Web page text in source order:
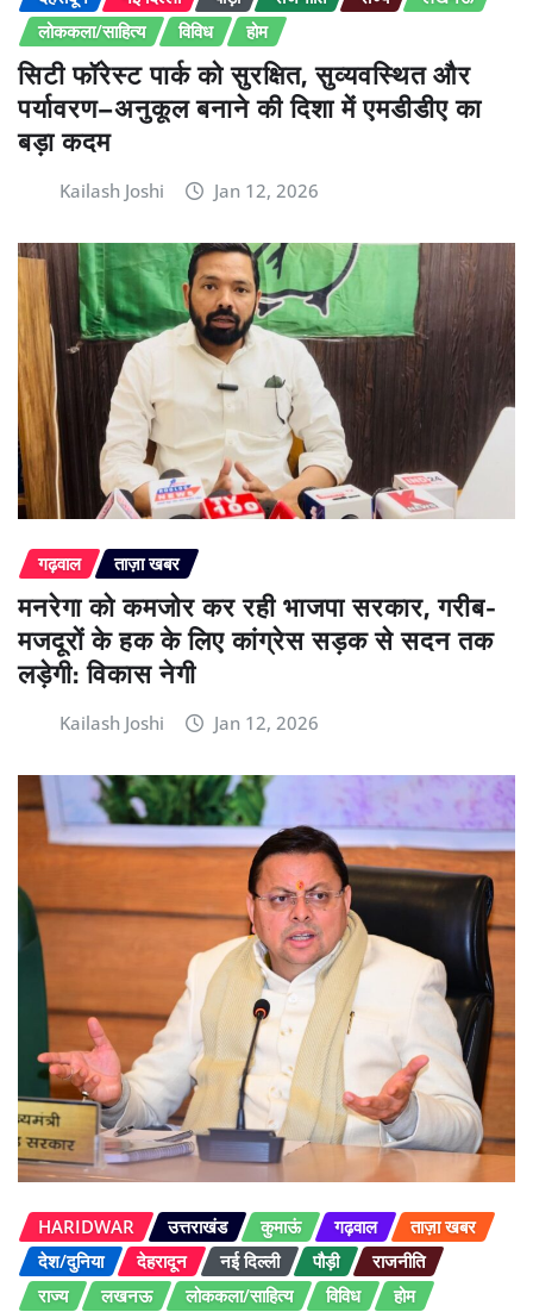
लोककला/साहित्य
विविध होम
सिटी फॉरेस्ट पार्क को सुरक्षित, सुव्यवस्थित और
पर्यावरण–अनुकूल बनाने की दिशा में एमडीडीए का
बड़ा कदम
Kailash Joshi Jan 12, 2026
गढ़वाल ताज़ा खबर
मनरेगा को कमजोर कर रही भाजपा सरकार, गरीब-
मजदूरों के हक के लिए कांग्रेस सड़क से सदन तक
लड़ेगी: विकास नेगी
Kailash Joshi Jan 12, 2026
HARIDWAR उत्तराखंड कुमाऊं गढ़वाल
ताज़ा खबर
देश/दुनिया
देहरादून नई दिल्ली पौड़ी
राजनीति
राज्य
लखनऊ लोककला/साहित्य विविध होम